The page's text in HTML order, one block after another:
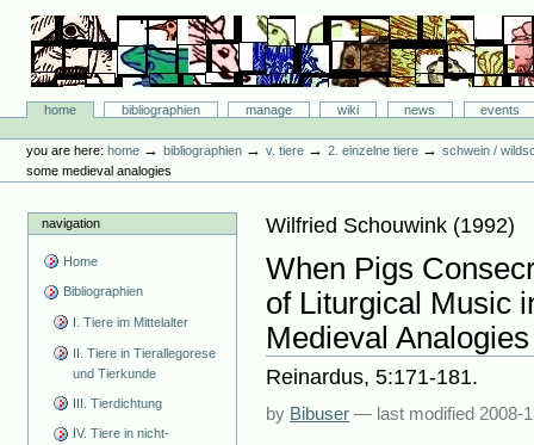
content.
navigation
Bibliographie-Portal
Sectionshome bibliographien manage wiki news
events
tools
you are here: home →bibliographien →v. tiere →2. einzelne tiere →schwein /
some medieval analogies
navigation
Home
Bibliographien
I. Tiere im Mittelalter
II. Tiere in Tierallegorese
und Tierkunde
III. Tierdichtung
IV. Tiere in nicht-
Wilfried Schouwink (1992)
When Pigs
of Liturgical Music
Medieval Analogies
Reinardus, 5:171-181.
by Bibuser — last modified 2008-